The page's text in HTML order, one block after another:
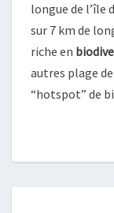
longue de l’île
sur 7 km de
riche en
autres plage de
“hotspot” de